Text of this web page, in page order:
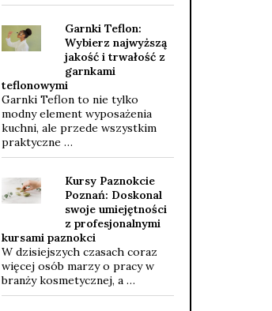
Garnki Teflon:
Wybierz najwyższą
jakość i trwałość z
garnkami
teflonowymi
Garnki Teflon to nie tylko
modny element wyposażenia
kuchni, ale przede wszystkim
praktyczne …
Kursy Paznokcie
Poznań: Doskonal
swoje umiejętności
z profesjonalnymi
kursami paznokci
W dzisiejszych czasach coraz
więcej osób marzy o pracy w
branży kosmetycznej, a …